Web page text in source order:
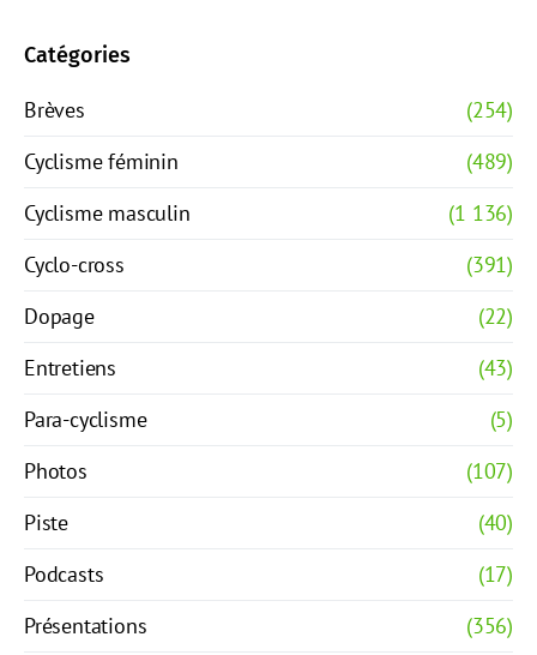
Catégories
Brèves
(254)
Cyclisme féminin
(489)
Cyclisme masculin
(1 136)
Cyclo-cross
(391)
Dopage
(22)
Entretiens
(43)
Para-cyclisme
(5)
Photos
(107)
Piste
(40)
Podcasts
(17)
Présentations
(356)